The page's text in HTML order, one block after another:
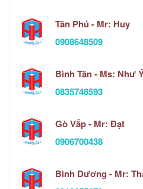
Tân Phú - Mr: Huy
0908648509
Bình Tân - Ms: Như
0835748593
Gò Vấp - Mr: Đạt
0906700438
Bình Dương - Mr: